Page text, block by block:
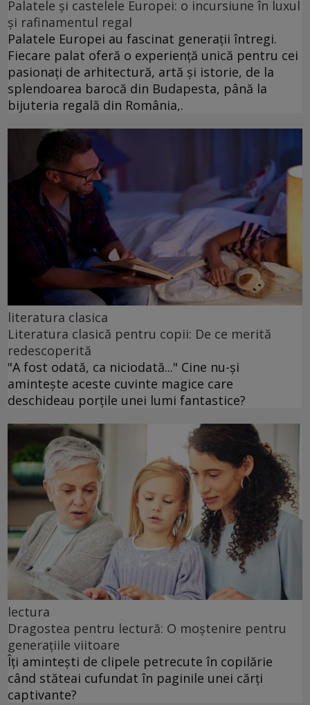
Palatele și castelele Europei: o incursiune în luxul
și rafinamentul regal
Palatele Europei au fascinat generații întregi.
Fiecare palat oferă o experiență unică pentru cei
pasionați de arhitectură, artă și istorie, de la
splendoarea barocă din Budapesta, până la
bijuteria regală din România,.
literatura clasica
Literatura clasică pentru copii: De ce merită
redescoperită
"A fost odată, ca niciodată..." Cine nu-și
amintește aceste cuvinte magice care
deschideau porțile unei lumi fantastice?
lectura
Dragostea pentru lectură: O moștenire pentru
generațiile viitoare
Îți amintești de clipele petrecute în copilărie
când stăteai cufundat în paginile unei cărți
captivante?